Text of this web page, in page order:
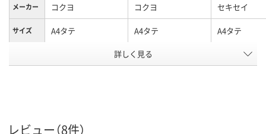
メーカー コクヨ コクヨ セキセイ
サイズ A4タテ A4タテ A4タテ
ブルー系 ブルー系
詳しく見る
レビュー（8件）